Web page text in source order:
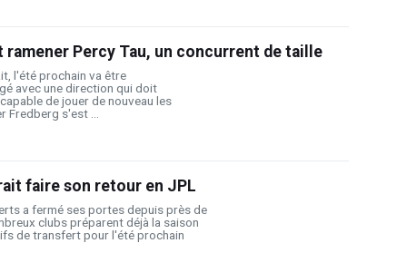
Percy Tau, un concurrent de taille
l'été prochain va être
avec une direction qui doit
de jouer de nouveau les
s'est ...
faire son retour en JPL
a fermé ses portes depuis près de
clubs préparent déjà la saison
de transfert pour l'été prochain